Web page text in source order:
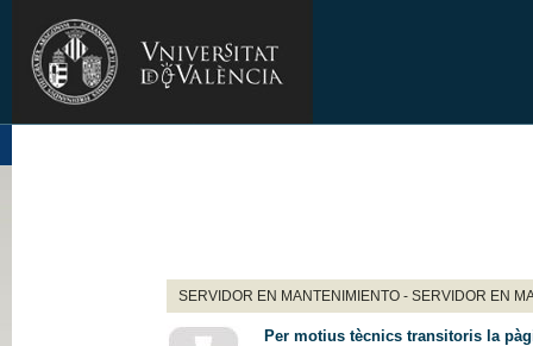
SERVIDOR EN MANTENIMIENTO - SERVIDOR EN
Per motius tècnics transitoris la